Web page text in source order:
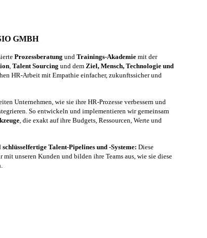
GMBH
Prozessberatung und Trainings-Akademie mit der
Talent Sourcing und dem Ziel, Mensch, Technologie und
HR-Arbeit mit Empathie einfacher, zukunftssicher und
Unternehmen, wie sie ihre HR-Prozesse verbessern und
So entwickeln und implementieren wir gemeinsam
, die exakt auf ihre Budgets, Ressourcen, Werte und
schlüsselfertige Talent-Pipelines und -Systeme: Diese
unseren Kunden und bilden ihre Teams aus, wie sie diese